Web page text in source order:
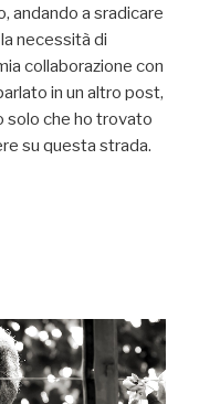
andando a sradicare
necessità di
collaborazione con
in un altro post,
solo che ho trovato
su questa strada.